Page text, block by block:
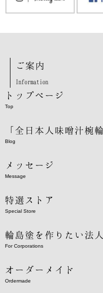
ご案内
Information
トップページ
Top
「全日本人味噌汁椀
Blog
メッセージ
Message
特選ストア
Special Store
輪島塗を作りたい法
For Corporations
オーダーメイド
Ordermade